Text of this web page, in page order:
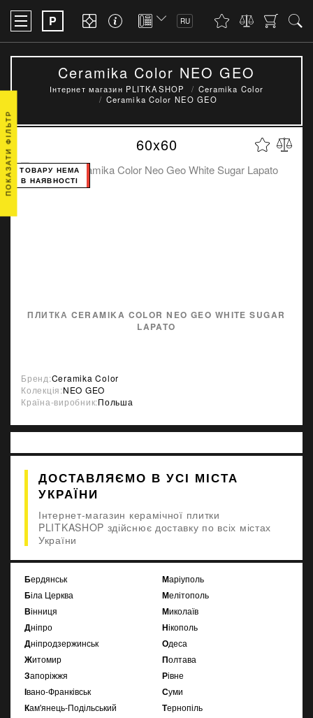
P RU
Ceramika Color NEO GEO
Інтернет магазин PLITKASHOP
Ceramika Color
Ceramika Color NEO GEO
60x60
ПЛИТКА CERAMIKA COLOR NEO GEO WHITE SUGAR
LAPATO
ТОВАРУ НЕМА
В НАЯВНОСТІ
Бренд:Ceramika Color
Колекція:NEO GEO
Країна-виробник:Польша
ПОКАЗАТИ ФІЛЬТР
ДОСТАВЛЯЄМО В УСІ МІСТА
УКРАЇНИ
Інтернет-магазин керамічної плитки
PLITKASHOP здійснює доставку по всіх містах
України
Бердянськ
Біла Церква
Вінниця
Дніпро
Дніпродзержинськ
Житомир
Запоріжжя
Івано-Франківськ
Кам'янець-Подільський
Маріуполь
Мелітополь
Миколаїв
Нікополь
Одеса
Полтава
Рівне
Суми
Тернопіль